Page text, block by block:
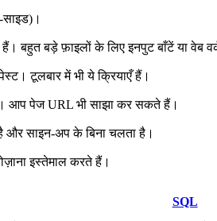
बहुत बड़े फ़ाइलों के लिए इनपुट बाँटें या वेब
टूलबार में भी ये क्रियाएँ हैं।
आप पेज URL भी साझा कर सकते हैं।
साइन‑अप के बिना चलता है।
इस्तेमाल करते हैं।
SQL